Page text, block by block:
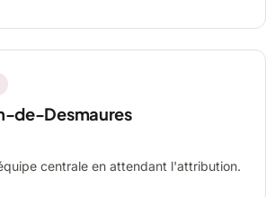
de-Desmaures
centrale en attendant l'attribution.